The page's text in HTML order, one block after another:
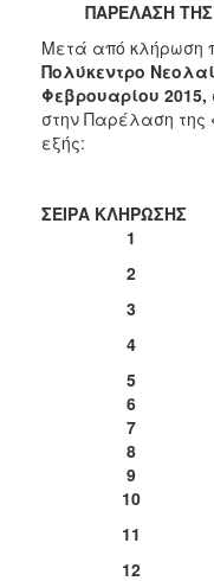
2016
2015
2013
2012
2006
ΠΑΡΕΛΑΣΗ ΤΗΣ
Μετά από κλήρωση
Πολύκεντρο
Φεβρουαρίου 2015,
στην Παρέλαση της
εξής:
ΣΕΙΡΑ ΚΛΗΡΩΣΗΣ
1
2
3
4
5
6
7
8
9
10
11
12